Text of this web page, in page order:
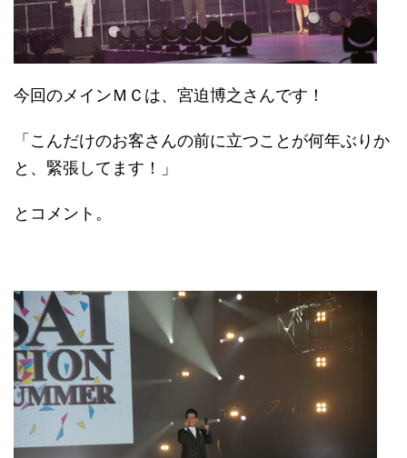
今回のメインＭＣは、宮迫博之さんです！
「こんだけのお客さんの前に立つことが何年ぶりか
と、緊張してます！」
とコメント。